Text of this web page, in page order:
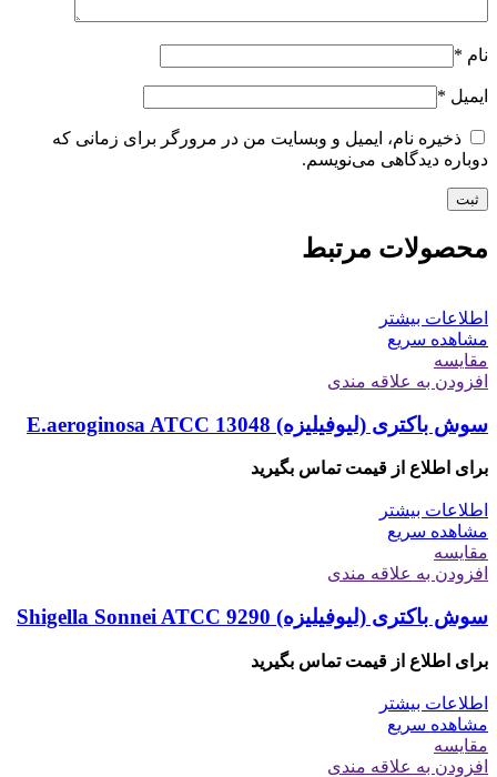
نام *
ایمیل *
ذخیره نام، ایمیل و وبسایت من در مرورگر برای زمانی که
دوباره دیدگاهی می‌نویسم.
محصولات مرتبط
اطلاعات بیشتر
مشاهده سریع
مقایسه
افزودن به علاقه مندی
سوش باکتری (لیوفیلیزه) E.aeroginosa ATCC 13048
برای اطلاع از قیمت تماس بگیرید
اطلاعات بیشتر
مشاهده سریع
مقایسه
افزودن به علاقه مندی
سوش باکتری (لیوفیلیزه) Shigella Sonnei ATCC 9290
برای اطلاع از قیمت تماس بگیرید
اطلاعات بیشتر
مشاهده سریع
مقایسه
افزودن به علاقه مندی